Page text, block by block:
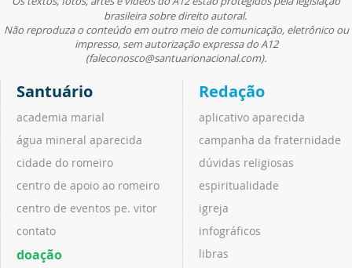
brasileira sobre direito autoral.
Não reproduza o conteúdo em outro meio de comunicação, eletrônico ou
impresso, sem autorização expressa do A12
(faleconosco@santuarionacional.com).
Santuário
academia marial
água mineral aparecida
cidade do romeiro
centro de apoio ao romeiro
centro de eventos pe. vitor
contato
doação
Redação
aplicativo aparecida
campanha da fraternidade
dúvidas religiosas
espiritualidade
igreja
infográficos
libras